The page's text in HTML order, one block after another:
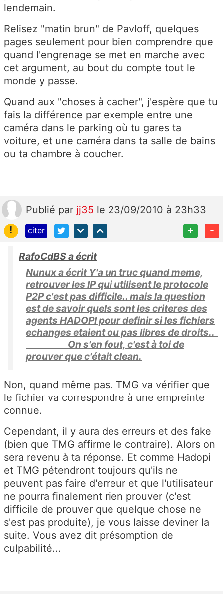
lendemain.
Relisez "matin brun" de Pavloff, quelques
pages seulement pour bien comprendre que
quand l'engrenage se met en marche avec
cet argument, au bout du compte tout le
monde y passe.
Quand aux "choses à cacher", j'espère que tu
fais la différence par exemple entre une
caméra dans le parking où tu gares ta
voiture, et une caméra dans ta salle de bains
ou ta chambre à coucher.
Publié par jj35 le 23/09/2010 à 23h33
!
citer + -
RafoCdBS a écrit
Nunux a écrit Y'a un truc quand meme,
retrouver les IP qui utilisent le protocole
P2P c'est pas difficile.. mais la question
est de savoir quels sont les criteres des
agents HADOPI pour definir si les fichiers
echanges etaient ou pas libres de droits..
On s'en fout, c'est à toi de
prouver que c'était clean.
Non, quand même pas. TMG va vérifier que
le fichier va correspondre à une empreinte
connue.
Cependant, il y aura des erreurs et des fake
(bien que TMG affirme le contraire). Alors on
sera revenu à ta réponse. Et comme Hadopi
et TMG pétendront toujours qu'ils ne
peuvent pas faire d'erreur et que l'utilisateur
ne pourra finalement rien prouver (c'est
difficile de prouver que quelque chose ne
s'est pas produite), je vous laisse deviner la
suite. Vous avez dit présomption de
culpabilité...